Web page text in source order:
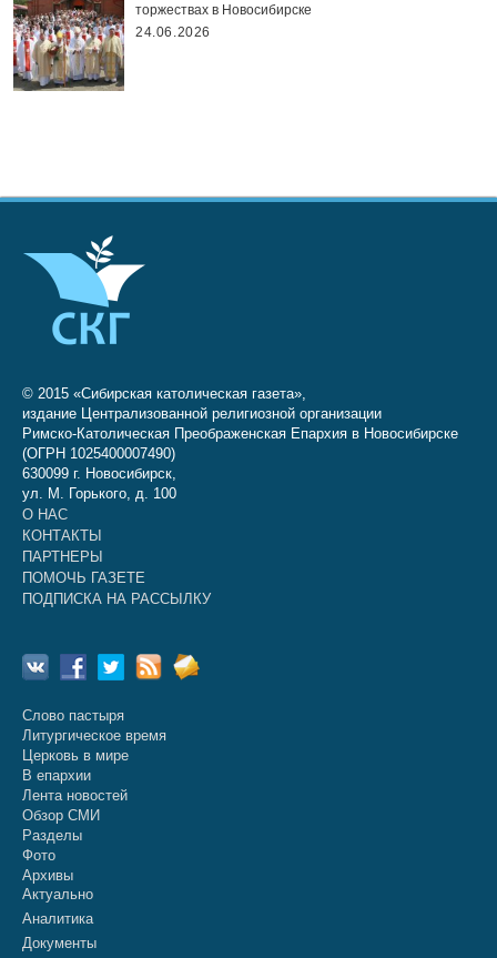
торжествах в Новосибирске
24.06.2026
© 2015 «Сибирская католическая газета»,
издание Централизованной религиозной организации
Римско-Католическая Преображенская Епархия в Новосибирске
(ОГРН 1025400007490)
630099 г. Новосибирск,
ул. М. Горького, д. 100
О НАС
КОНТАКТЫ
ПАРТНЕРЫ
ПОМОЧЬ ГАЗЕТЕ
ПОДПИСКА НА РАССЫЛКУ
Слово пастыря
Литургическое время
Церковь в мире
В епархии
Лента новостей
Обзор СМИ
Разделы
Фото
Архивы
Актуально
Аналитика
Документы